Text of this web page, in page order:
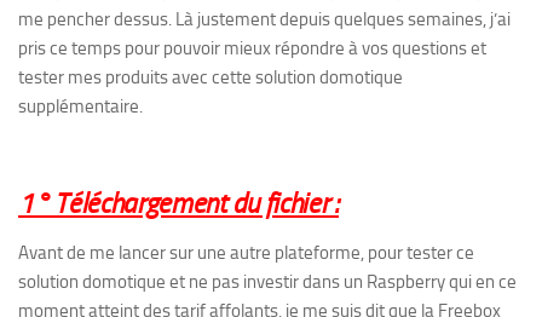
me pencher dessus. Là justement depuis quelques semaines, j’ai
pris ce temps pour pouvoir mieux répondre à vos questions et
tester mes produits avec cette solution domotique
supplémentaire.
1° Téléchargement du fichier :
Avant de me lancer sur une autre plateforme, pour tester ce
solution domotique et ne pas investir dans un Raspberry qui en ce
moment atteint des tarif affolants, je me suis dit que la Freebox